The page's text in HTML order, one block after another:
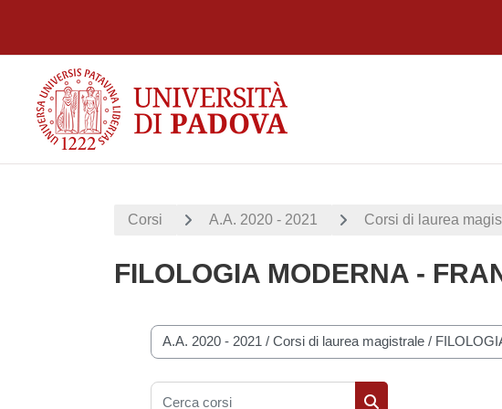
Corsi A.A. 2020 - 2021 Corsi di laurea
FILOLOGIA MODERNA -
Categorie di corso
Cerca corsi